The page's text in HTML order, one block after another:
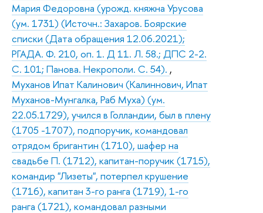
Мария Федоровна (урожд. княжна Урусова
(ум. 1731) (Источн.: Захаров. Боярские
списки (Дата обращения 12.06.2021);
РГАДА. Ф. 210, оп. 1. Д 11. Л. 58.; ДПС 2-2.
С. 101; Панова. Некрополи. С. 54). ,
Муханов Ипат Калинович (Калиннович, Ипат
Муханов-Мунгалка, Раб Муха) (ум.
22.05.1729), учился в Голландии, был в плену
(1705 -1707), подпоручик, командовал
отрядом бригантин (1710), шафер на
свадьбе П. (1712), капитан-поручик (1715),
командир "Лизеты", потерпел крушение
(1716), капитан 3-го ранга (1719), 1-го
ранга (1721), командовал разными